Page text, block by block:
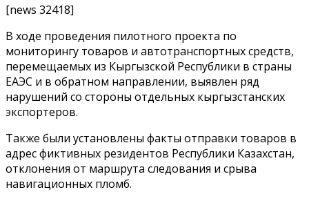
[news 32418]
В ходе проведения пилотного проекта по
мониторингу товаров и автотранспортных средств,
перемещаемых из Кыргызской Республики в страны
ЕАЭС и в обратном направлении, выявлен ряд
нарушений со стороны отдельных кыргызстанских
экспортеров.
Также были установлены факты отправки товаров в
адрес фиктивных резидентов Республики Казахстан,
отклонения от маршрута следования и срыва
навигационных пломб.